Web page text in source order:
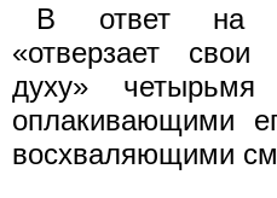
В ответ на
«отверзает
духу» четырьмя
оплакивающими
восхваляющими